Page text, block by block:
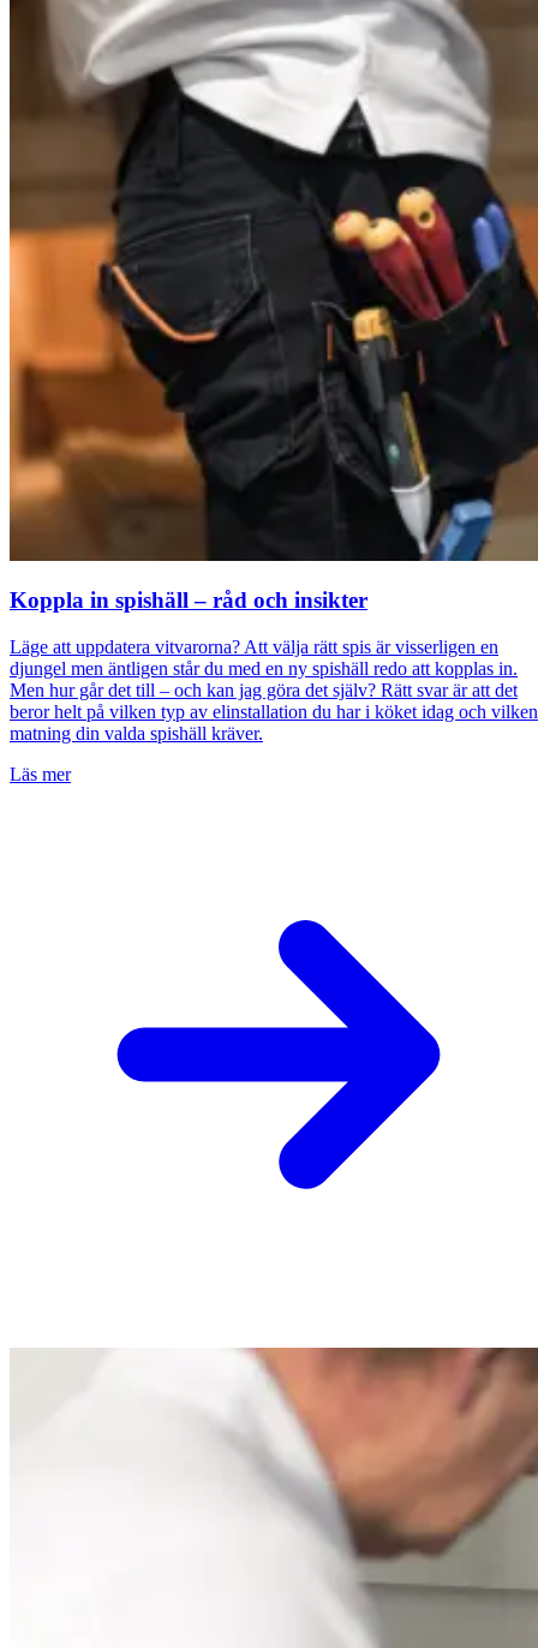
Koppla in spishäll – råd och insikter
Läge att uppdatera vitvarorna? Att välja rätt spis är visserligen en
djungel men äntligen står du med en ny spishäll redo att kopplas in.
Men hur går det till – och kan jag göra det själv? Rätt svar är att det
beror helt på vilken typ av elinstallation du har i köket idag och vilken
matning din valda spishäll kräver.
Läs mer